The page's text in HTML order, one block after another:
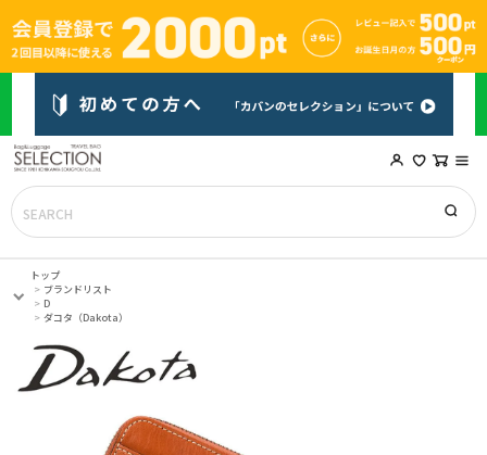
トップ
ブランドリスト
D
ダコタ（Dakota）